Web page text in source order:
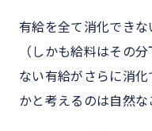
有給を全て消化でき
（しかも給料はその
ない有給がさらに消
かと考えるのは自然な